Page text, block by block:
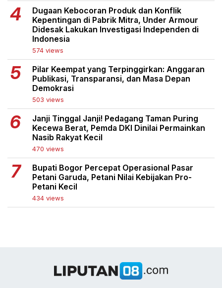
Dugaan Kebocoran Produk dan Konflik
Kepentingan di Pabrik Mitra, Under Armour
Didesak Lakukan Investigasi Independen di
Indonesia
574 views
Pilar Keempat yang Terpinggirkan: Anggaran
Publikasi, Transparansi, dan Masa Depan
Demokrasi
503 views
Janji Tinggal Janji! Pedagang Taman Puring
Kecewa Berat, Pemda DKI Dinilai Permainkan
Nasib Rakyat Kecil
470 views
Bupati Bogor Percepat Operasional Pasar
Petani Garuda, Petani Nilai Kebijakan Pro-
Petani Kecil
434 views